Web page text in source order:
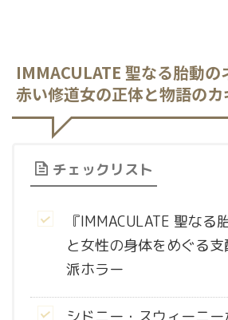
IMMACULATE 聖なる胎動の
赤い修道女の正体と物語のカ
チェックリスト
『IMMACULATE 聖なる
と女性の身体をめぐる
派ホラー